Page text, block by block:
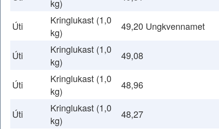
kg)
Úti
Kringlukast (1,0
kg)
49,20 Ungkvennamet
Úti
Kringlukast (1,0
kg)
49,08
Úti
Kringlukast (1,0
kg)
48,96
Úti
Kringlukast (1,0
kg)
48,27